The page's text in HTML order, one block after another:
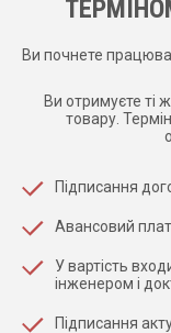
Ви почнете
Ви отримуєте ті
товару.
Підписання
Авансовий
У вартість
інженером і
Підписання